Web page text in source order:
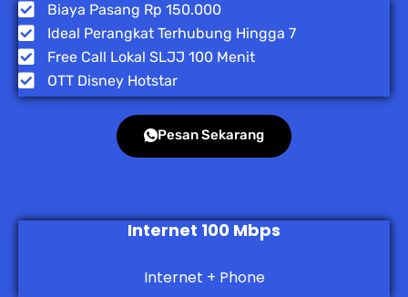
Biaya Pasang Rp 150.000
Ideal Perangkat Terhubung Hingga 7
Free Call Lokal SLJJ 100 Menit
OTT Disney Hotstar
Pesan Sekarang
Internet 100 Mbps
Internet + Phone